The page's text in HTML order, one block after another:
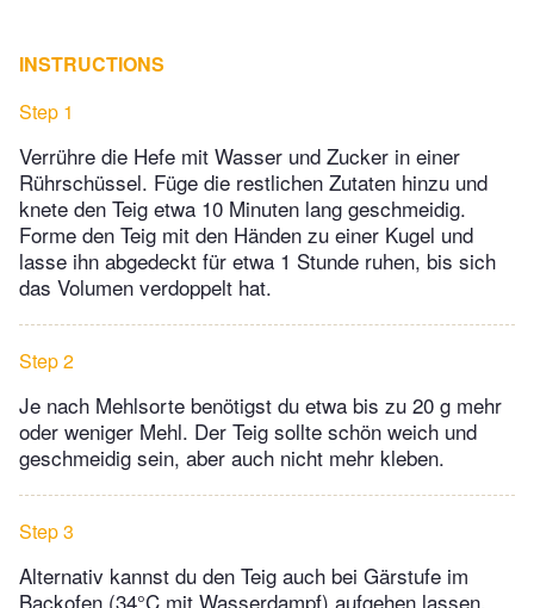
INSTRUCTIONS
Step 1
Verrühre die Hefe mit Wasser und Zucker in einer
Rührschüssel. Füge die restlichen Zutaten hinzu und
knete den Teig etwa 10 Minuten lang geschmeidig.
Forme den Teig mit den Händen zu einer Kugel und
lasse ihn abgedeckt für etwa 1 Stunde ruhen, bis sich
das Volumen verdoppelt hat.
Step 2
Je nach Mehlsorte benötigst du etwa bis zu 20 g mehr
oder weniger Mehl. Der Teig sollte schön weich und
geschmeidig sein, aber auch nicht mehr kleben.
Step 3
Alternativ kannst du den Teig auch bei Gärstufe im
Backofen (34°C mit Wasserdampf) aufgehen lassen.